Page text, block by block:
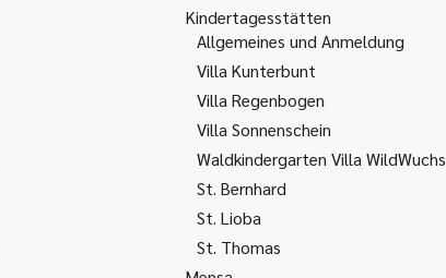
Kindertagesstätten
Allgemeines und Anmeldung
Villa Kunterbunt
Villa Regenbogen
Villa Sonnenschein
Waldkindergarten Villa WildWuchs
St. Bernhard
St. Lioba
St. Thomas